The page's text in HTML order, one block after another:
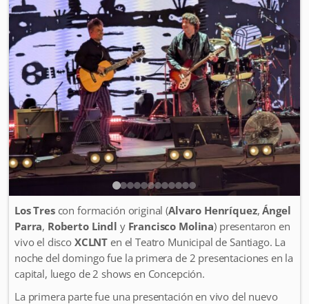
Los Trescon formación original (Alvaro Henríquez,Ángel
Parra, Roberto Lindl y Francisco Molina) presentaron en
vivo el disco XCLNT en el Teatro Municipal de Santiago. La
noche del domingo fue la primera de 2 presentaciones en la
capital, luego de 2 shows en Concepción.
La primera parte fue una presentación en vivo del nuevo